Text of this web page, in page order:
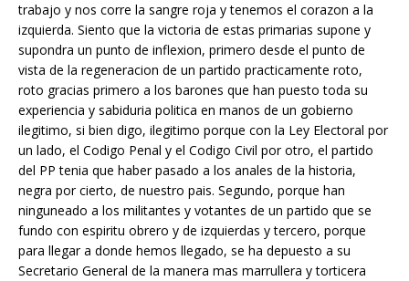
trabajo y nos corre la sangre roja y tenemos el corazon a la
izquierda. Siento que la victoria de estas primarias supone y
supondra un punto de inflexion, primero desde el punto de
vista de la regeneracion de un partido practicamente roto,
roto gracias primero a los barones que han puesto toda su
experiencia y sabiduria politica en manos de un gobierno
ilegitimo, si bien digo, ilegitimo porque con la Ley Electoral por
un lado, el Codigo Penal y el Codigo Civil por otro, el partido
del PP tenia que haber pasado a los anales de la historia,
negra por cierto, de nuestro pais. Segundo, porque han
ninguneado a los militantes y votantes de un partido que se
fundo con espiritu obrero y de izquierdas y tercero, porque
para llegar a donde hemos llegado, se ha depuesto a su
Secretario General de la manera mas marrullera y torticera